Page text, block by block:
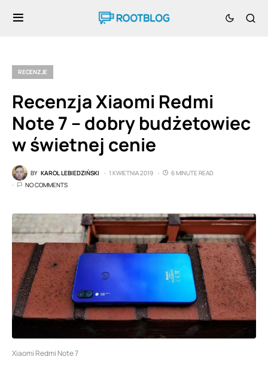
RECENZJE
Recenzja Xiaomi Redmi
Note 7 – dobry budżetowiec
w świetnej cenie
BY KAROL LEBIEDZIŃSKI 1 KWIETNIA 2019
6 MINUTE READ
NO COMMENTS
Xiaomi Redmi Note 7